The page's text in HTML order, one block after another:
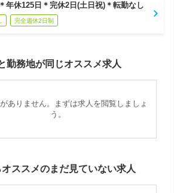
年休125日＊完休2日(土日祝)＊転勤なし
完全週休2日制
勤務地が同じオススメ求人
ありません。まずは求人を閲覧しましょ
う。
ススメのまだ見ていない求人